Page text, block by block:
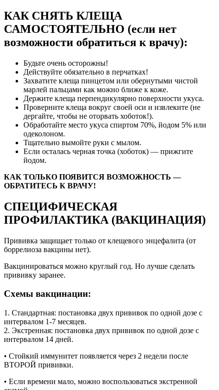
КАК СНЯТЬ КЛЕЩА
САМОСТОЯТЕЛЬНО (если нет
возможности обратиться к врачу):
Будьте очень осторожны!
Действуйте обязательно в перчатках!
Захватите клеща пинцетом или обернутыми чистой
марлей пальцами как можно ближе к коже.
Держите клеща перпендикулярно поверхности укуса.
Проверните клеща вокруг своей оси и извлеките (не
дергайте, чтобы не оторвать хоботок!).
Обработайте место укуса спиртом 70%, йодом 5% или
одеколоном.
Тщательно вымойте руки с мылом.
Если осталась черная точка (хоботок) — прижгите
йодом.
КАК ТОЛЬКО ПОЯВИТСЯ ВОЗМОЖНОСТЬ —
ОБРАТИТЕСЬ К ВРАЧУ!
СПЕЦИФИЧЕСКАЯ
ПРОФИЛАКТИКА (ВАКЦИНАЦИЯ)
Прививка защищает только от клещевого энцефалита (от
боррелиоза вакцины нет).
Вакцинироваться можно круглый год. Но лучше сделать
прививку заранее.
Схемы вакцинации:
1. Стандартная: постановка двух прививок по одной дозе с
интервалом 1-7 месяцев.
2. Экстренная: постановка двух прививок по одной дозе с
интервалом 14 дней.
• Стойкий иммунитет появляется через 2 недели после
ВТОРОЙ прививки.
• Если времени мало, можно воспользоваться экстренной